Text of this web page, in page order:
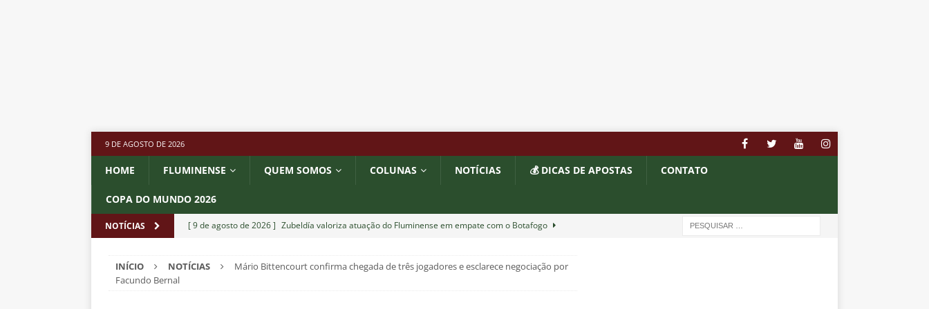
9 DE AGOSTO DE 2026
HOME FLUMINENSE QUEM SOMOS COLUNAS NOTÍCIAS 💰 DICAS DE APOSTAS CONTATO
COPA DO MUNDO 2026
NOTÍCIAS [ 9 de agosto de 2026 ] Zubeldía valoriza atuação do Fluminense em empate com o Botafogo
[ 8 de agosto de 2026 ] Ganso completa 13 jogos pelo Fluminense e não pode mais defender
INÍCIO NOTÍCIAS
Mário Bittencourt confirma chegada de três jogadores e esclarece negociação por
Facundo Bernal